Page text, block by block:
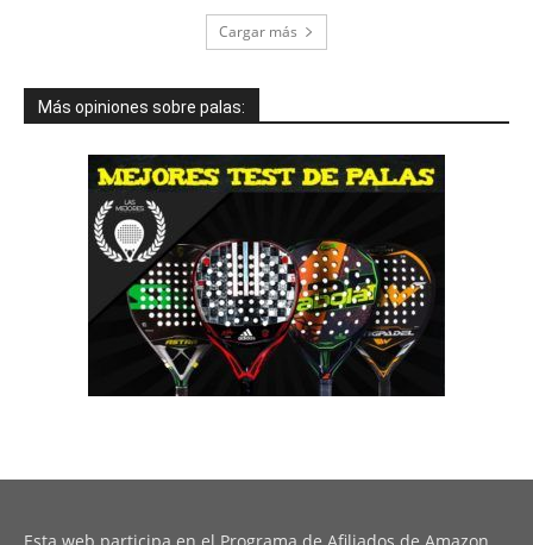
Cargar más
Más opiniones sobre palas: